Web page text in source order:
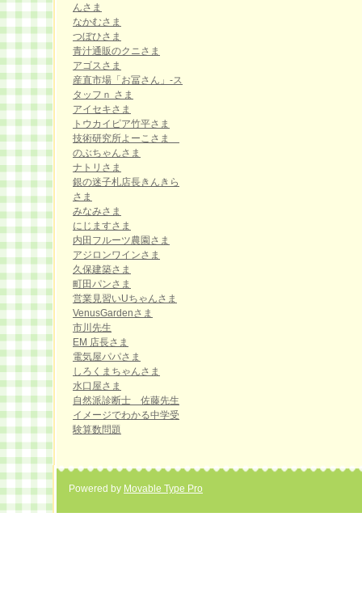
んさま
なかむさま
つぼひさま
青汁通販のクニさま
アゴスさま
産直市場「お冨さん」-ス
タッフｎ さま
アイセキさま
トウカイピア竹平さま
技術研究所よーこさま
のぶちゃんさま
ナトリさま
銀の迷子札店長きんきら
さま
みなみさま
にじますさま
内田フルーツ農園さま
アジロンワインさま
久保建築さま
町田パンさま
営業見習いUちゃんさま
VenusGardenさま
市川先生
EM 店長さま
電気屋パパさま
しろくまちゃんさま
水口屋さま
自然派診断士 佐藤先生
イメージでわかる中学受
験算数問題
Powered by Movable Type Pro